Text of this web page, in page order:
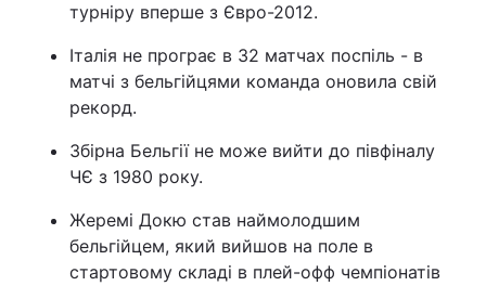
турніру вперше з Євро-2012.
Італія не програє в 32 матчах поспіль - в
матчі з бельгійцями команда оновила свій
рекорд.
Збірна Бельгії не може вийти до півфіналу
ЧЄ з 1980 року.
Жеремі Докю став наймолодшим
бельгійцем, який вийшов на поле в
стартовому складі в плей-офф чемпіонатів